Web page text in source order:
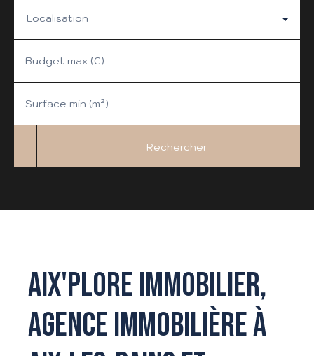
Localisation
Budget max (€)
Surface min (m²)
Rechercher
AIX'PLORE IMMOBILIER,
AGENCE IMMOBILIÈRE À